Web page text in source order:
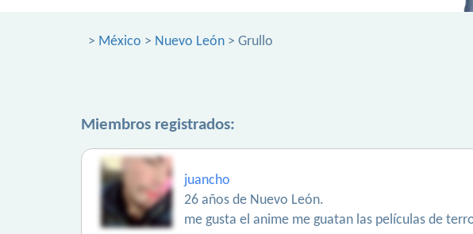
> México > Nuevo León > Grullo
Miembros registrados:
juancho
26 años de Nuevo León.
me gusta el anime me guatan las películas de